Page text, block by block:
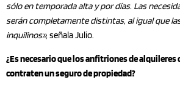
sólo en temporada alta y por días. Las
serán completamente distintas, al igual que
inquilinos», señala Julio.
¿Es necesario que los anfitriones de alquileres
contraten un seguro de propiedad?